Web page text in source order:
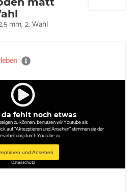
da fehlt noch etwas
zu können, benutzen wir Youtube als
auf "Aktezptieren und Ansehen" stimmen sie der
durch Youtube zu.
und Ansehen
Datenschutz
mm, 2. Wahl